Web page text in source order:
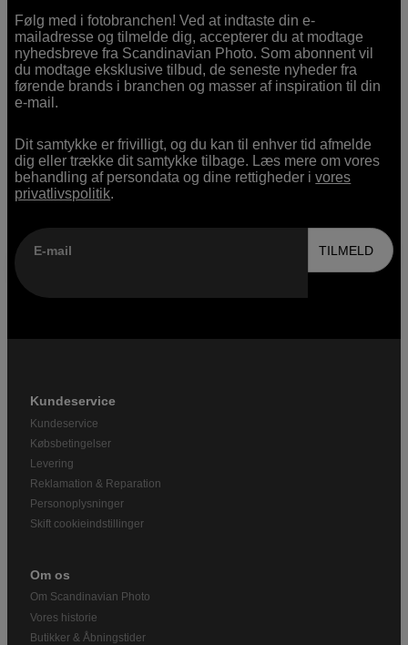
Følg med i fotobranchen! Ved at indtaste din e-
mailadresse og tilmelde dig, accepterer du at modtage
nyhedsbreve fra Scandinavian Photo. Som abonnent vil
du modtage eksklusive tilbud, de seneste nyheder fra
førende brands i branchen og masser af inspiration til din
e-mail.
Dit samtykke er frivilligt, og du kan til enhver tid afmelde
dig eller trække dit samtykke tilbage. Læs mere om vores
behandling af persondata og dine rettigheder ivores
privatlivspolitik.
E-mail TILMELD
Kundeservice
Kundeservice
Købsbetingelser
Levering
Reklamation & Reparation
Personoplysninger
Skift cookieindstillinger
Om os
Om Scandinavian Photo
Vores historie
Butikker & Åbningstider